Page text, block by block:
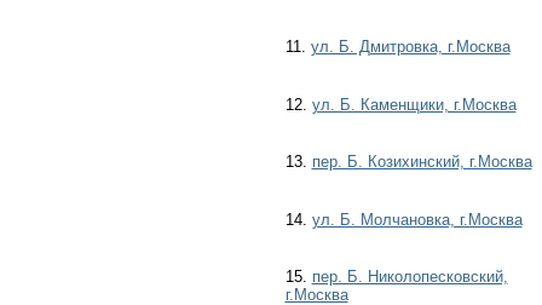
11. ул. Б. Дмитровка, г.Москва
12. ул. Б. Каменщики, г.Москва
13. пер. Б. Козихинский, г.Москва
14. ул. Б. Молчановка, г.Москва
15. пер. Б. Николопесковский,
г.Москва